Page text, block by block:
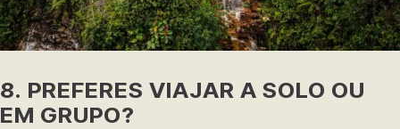
8. PREFERES VIAJAR A SOLO OU
EM GRUPO?